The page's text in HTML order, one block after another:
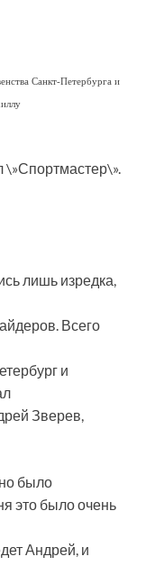
Санкт-Петербурга и
\»Спортмастер\».
лишь изредка,
Всего
и
Зверев,
было
это было очень
Андрей, и